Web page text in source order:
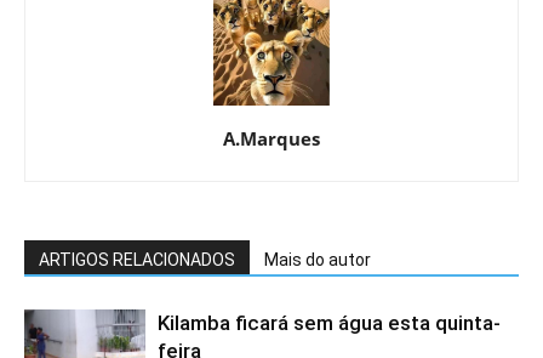
A.Marques
ARTIGOS RELACIONADOS Mais do autor
Kilamba ficará sem água esta quinta-
feira